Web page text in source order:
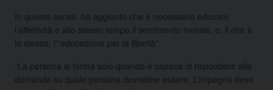
In questo senso, ha aggiunto che è necessario educare
l’affettività e allo stesso tempo il sentimento morale, o, il che è
lo stesso, l'”educazione per la libertà”.
“La persona si forma solo quando è capace di rispondere alla
domanda su quale persona dovrebbe essere. L’impegno deve